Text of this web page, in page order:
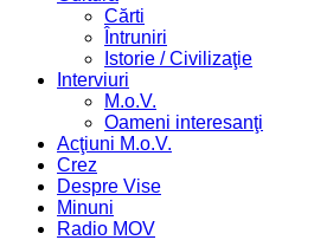
Cărti
Întruniri
Istorie / Civilizaţie
Interviuri
M.o.V.
Oameni interesanţi
Acţiuni M.o.V.
Crez
Despre Vise
Minuni
Radio MOV